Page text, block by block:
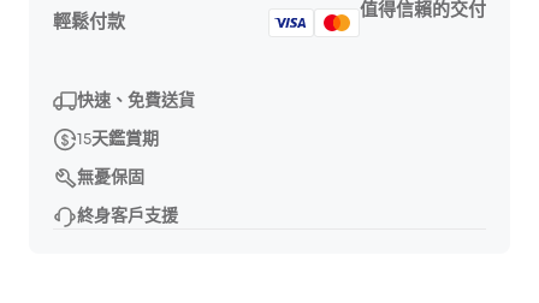
輕鬆付款
值得信賴的交付
快速、免費送貨
15天鑑賞期
無憂保固
終身客戶支援